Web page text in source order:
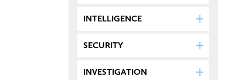
INTELLIGENCE
SECURITY
INVESTIGATION